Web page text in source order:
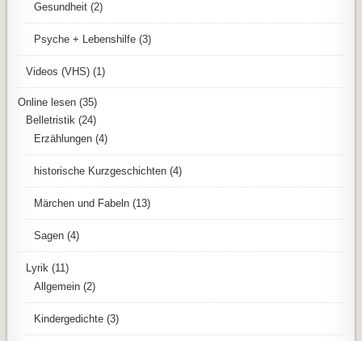
Gesundheit (2)
Psyche + Lebenshilfe (3)
Videos (VHS) (1)
Online lesen (35)
Belletristik (24)
Erzählungen (4)
historische Kurzgeschichten (4)
Märchen und Fabeln (13)
Sagen (4)
Lyrik (11)
Allgemein (2)
Kindergedichte (3)